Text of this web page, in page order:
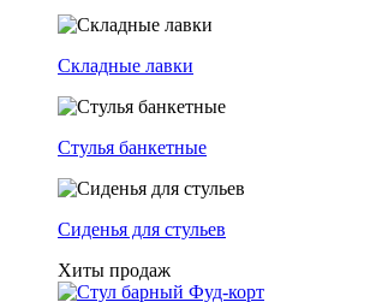
Складные лавки
Стулья банкетные
Сиденья для стульев
Хиты продаж